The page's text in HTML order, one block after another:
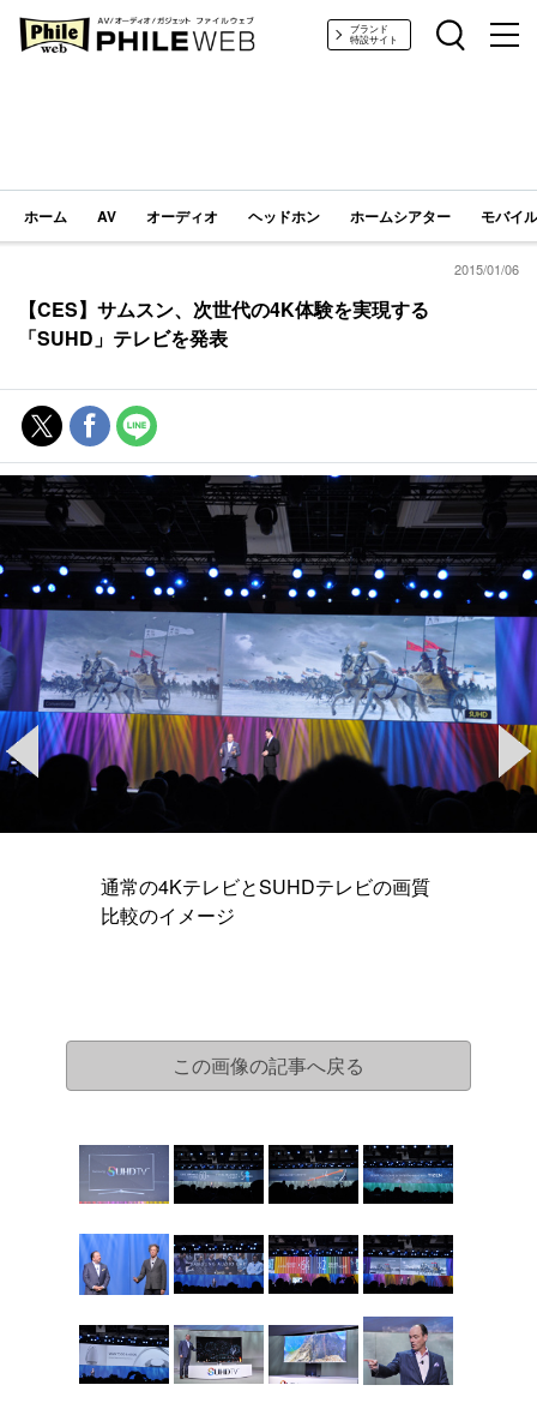
PHILE WEB｜AV/オーディオ/ガジェットブランド
特設サイト
ホーム AV オーディオ ヘッドホン ホームシアター モバイ
2015/01/06
【CES】サムスン、次世代の4K体験を実現する
「SUHD」テレビを発表
通常の4KテレビとSUHDテレビの画質
比較のイメージ
この画像の記事へ戻る